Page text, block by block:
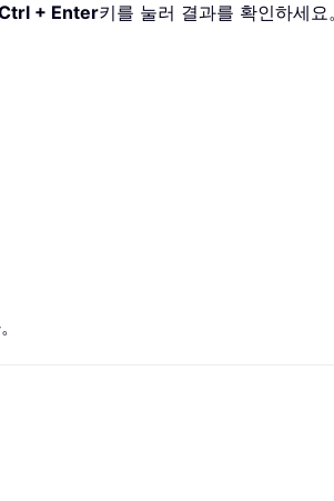
+ Enter키를 눌러 결과를 확인하세요